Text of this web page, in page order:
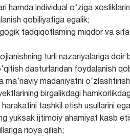
hamda individual o‘ziga
qobiliyatiga egalik;
tadqiqotlaming miqdor va
turli nazariyalariga doir
dasturlaridan foydalanish
ma’naviy madaniyatni
birgalikdagi
tashkil etish usullarini
yuksak ijtimoiy ahamiyat kasb
rioya qilish;